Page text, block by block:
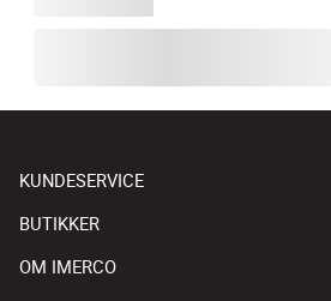
KUNDESERVICE
BUTIKKER
OM IMERCO